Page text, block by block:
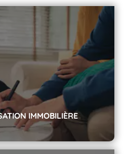
IMMOBILIÈRE